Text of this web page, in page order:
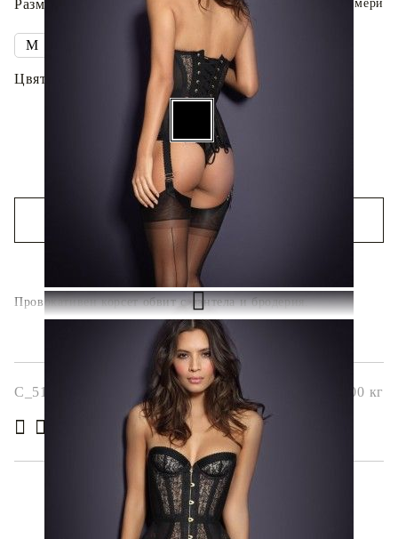
Провокативен корсет обвит с дантела и бродерия.
Размер дреха: Таблица с размери
Цвят:
БЪРЗА ПОРЪЧКА БЕЗ РЕГИСТРАЦИЯ
Ние ще се свържем с вас в рамките на работния ден.
C_5196-3 0.000 кг
( 6 ) Оцени продукта